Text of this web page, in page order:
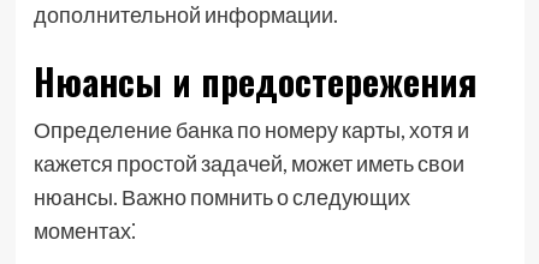
дополнительной информации.
Нюансы и предостережения
Определение банка по номеру карты, хотя и
кажется простой задачей, может иметь свои
нюансы. Важно помнить о следующих
моментах⁚